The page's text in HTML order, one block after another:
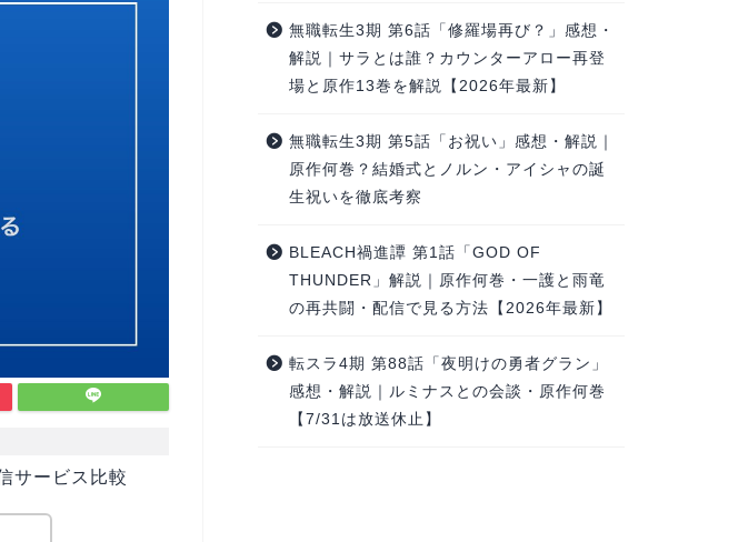
サービス比較
無職転生3期 第6話「修羅場再び？」感想・
解説｜サラとは誰？カウンターアロー再登
場と原作13巻を解説【2026年最新】
無職転生3期 第5話「お祝い」感想・解説｜
原作何巻？結婚式とノルン・アイシャの誕
生祝いを徹底考察
BLEACH禍進譚 第1話「GOD OF
THUNDER」解説｜原作何巻・一護と雨竜
の再共闘・配信で見る方法【2026年最新】
転スラ4期 第88話「夜明けの勇者グラン」
感想・解説｜ルミナスとの会談・原作何巻
【7/31は放送休止】